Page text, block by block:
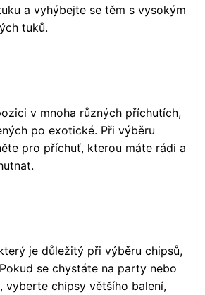
a vyhýbejte se těm s vysokým
tuků.
v mnoha různých příchutích,
po exotické. Při výběru
pro příchuť, kterou máte rádi a
je důležitý při výběru chipsů,
se chystáte na party nebo
vyberte chipsy většího balení,